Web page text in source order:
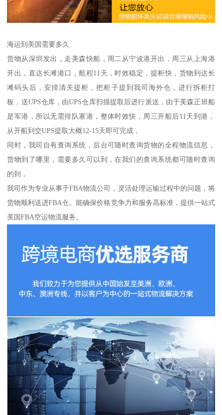
海运到美国需要多久
货物从深圳发出，走美森快船，周二从宁波港开出，周三从上海港
开出，直达长滩港口，航程11天，时效稳定，提柜快，货物到达长
滩码头后，安排清关提柜，把柜子提到我司海外仓，进行拆柜打
板，送UPS仓库，由UPS仓库扫描提取后进行派送，由于美森正班船
是军港，所以无需排队塞港，整体时效快，周三开船后11天到港，
从开船到交UPS提取大概12-15天即可完成，
同时，我司自有查询系统，后台可随时查询货物的全程物流信息，
货物到了哪里，需要多久可以到，在我们的查询系统都可随时查询
的到，
我司作为专业从事于FBA物流公司，灵活处理运输过程中的问题，将
货物顺利送进FBA仓。能确保价格竞争力和服务高标准，提供一站式
美国FBA空运物流服务。